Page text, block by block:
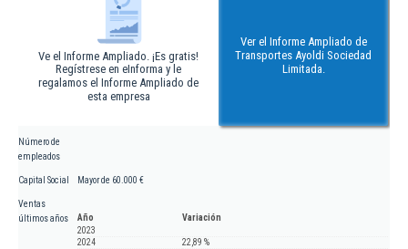
Ve el Informe Ampliado. ¡Es gratis!
Regístrese en eInforma y le
regalamos el Informe Ampliado de
esta empresa
Ver el Informe Ampliado de
Transportes Ayoldi Sociedad
Limitada.
Número de
empleados
Capital Social Mayor de 60.000 €
Ventas
últimos años
Año
Variación
2023
2024
22,89 %